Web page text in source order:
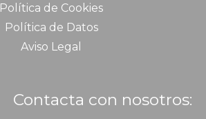
Política de Cookies
Política de Datos
Aviso Legal
Contacta con nosotros: